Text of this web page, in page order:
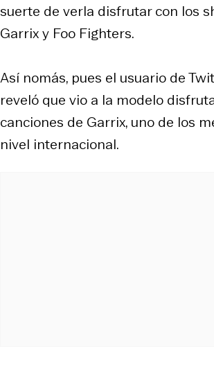
suerte de verla disfrutar con los
Garrix y Foo Fighters.
Así nomás, pues el usuario de
reveló que vio a la modelo
canciones de Garrix, uno de los
nivel internacional.